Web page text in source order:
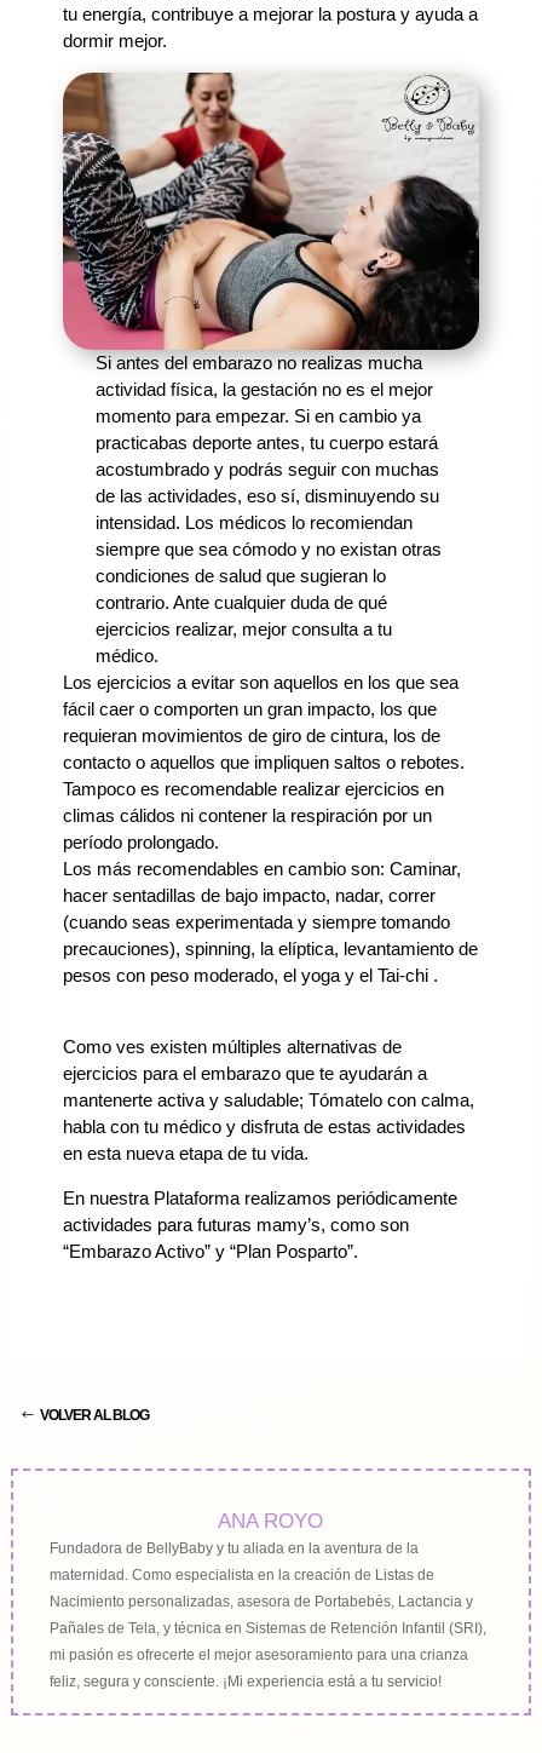
tu energía, contribuye a mejorar la postura y ayuda a
dormir mejor.
Si antes del embarazo no realizas mucha
actividad física, la gestación no es el mejor
momento para empezar. Si en cambio ya
practicabas deporte antes, tu cuerpo estará
acostumbrado y podrás seguir con muchas
de las actividades, eso sí, disminuyendo su
intensidad. Los médicos lo recomiendan
siempre que sea cómodo y no existan otras
condiciones de salud que sugieran lo
contrario. Ante cualquier duda de qué
ejercicios realizar, mejor consulta a tu
médico.
Los ejercicios a evitar son aquellos en los que sea
fácil caer o comporten un gran impacto, los que
requieran movimientos de giro de cintura, los de
contacto o aquellos que impliquen saltos o rebotes.
Tampoco es recomendable realizar ejercicios en
climas cálidos ni contener la respiración por un
período prolongado.
Los más recomendables en cambio son: Caminar,
hacer sentadillas de bajo impacto, nadar, correr
(cuando seas experimentada y siempre tomando
precauciones), spinning, la elíptica, levantamiento de
pesos con peso moderado, el yoga y el Tai-chi .
Como ves existen múltiples alternativas de
ejercicios para el embarazo que te ayudarán a
mantenerte activa y saludable; Tómatelo con calma,
habla con tu médico y disfruta de estas actividades
en esta nueva etapa de tu vida.
En nuestra Plataforma realizamos periódicamente
actividades para futuras mamy’s, como son
“Embarazo Activo” y “Plan Posparto”.
VOLVER AL BLOG
ANA ROYO
Fundadora de BellyBaby y tu aliada en la aventura de la
maternidad. Como especialista en la creación de Listas de
Nacimiento personalizadas, asesora de Portabebés, Lactancia y
Pañales de Tela, y técnica en Sistemas de Retención Infantil (SRI),
mi pasión es ofrecerte el mejor asesoramiento para una crianza
feliz, segura y consciente. ¡Mi experiencia está a tu servicio!